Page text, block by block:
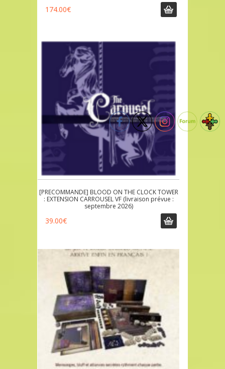
174.00€
[PRECOMMANDE] BLOOD ON THE CLOCK TOWER
: EXTENSION CARROUSEL VF (livraison prévue :
septembre 2026)
39.00€